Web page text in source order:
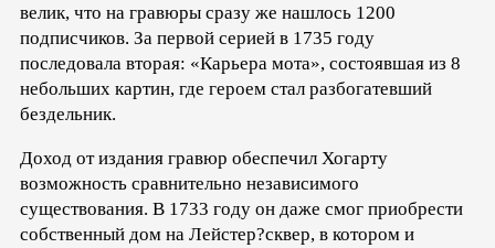
велик, что на гравюры сразу же нашлось 1200
подписчиков. За первой серией в 1735 году
последовала вторая: «Карьера мота», состоявшая из 8
небольших картин, где героем стал разбогатевший
бездельник.
Доход от издания гравюр обеспечил Хогарту
возможность сравнительно независимого
существования. В 1733 году он даже смог приобрести
собственный дом на Лейстер?сквер, в котором и